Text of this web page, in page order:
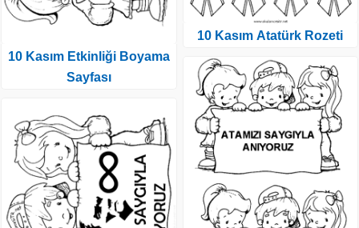
10 Kasım Etkinliği Boyama
Sayfası
10 Kasım Atatürk Rozeti